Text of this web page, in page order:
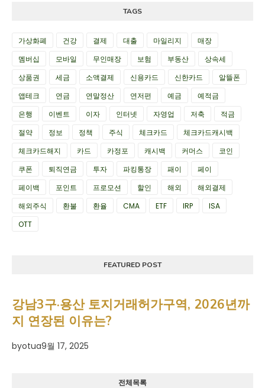
TAGS
가상화폐 건강 결제 대출 마일리지
매장
멤버십
모바일 무인매장 보험 부동산
상속세
상품권
세금 소액결제 신용카드 신한카드
알뜰폰
앱테크
연금 연말정산 연저펀 예금
예적금
은행
이벤트 이자 인터넷 자영업 저축
적금
절약
정보 정책 주식 체크카드
체크카드캐시백
체크카드해지
카드 카정포 캐시백 커머스
코인
쿠폰
퇴직연금 투자 파킹통장 패이
페이
페이백
포인트 프로모션 할인 해외
해외결제
해외주식
환불 환율 CMA ETF IRP
ISA
OTT
FEATURED POST
강남3구·용산 토지거래허가구역, 2026년까
지 연장된 이유는?
byotua9월 17, 2025
전체목록